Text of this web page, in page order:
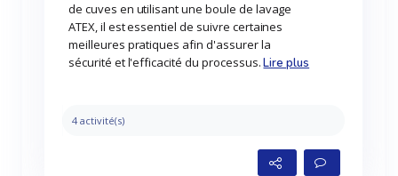
de cuves en utilisant une boule de lavage
ATEX, il est essentiel de suivre certaines
meilleures pratiques afin d'assurer la
sécurité et l'efficacité du processus.Lire plus
4 activité(s)